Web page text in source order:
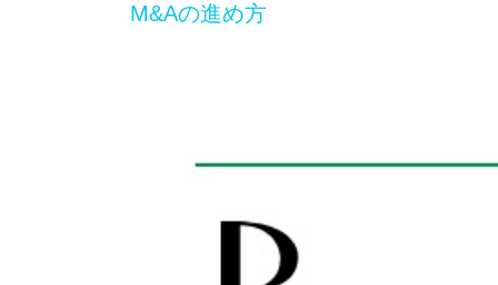
M&Aの進め方